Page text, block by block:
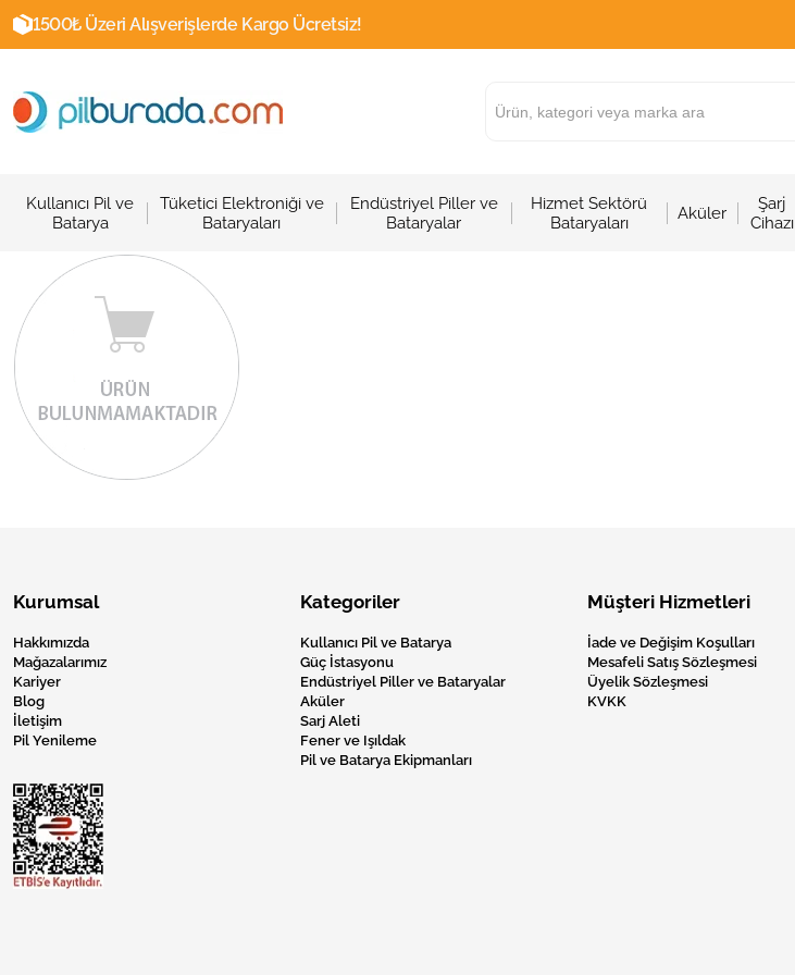
1500₺ Üzeri Alışverişlerde Kargo Ücretsiz!
Kullanıcı Pil ve
Batarya
Tüketici Elektroniği ve
Bataryaları
Endüstriyel Piller ve
Bataryalar
Hizmet Sektörü
Bataryaları
Aküler
Şarj
Cihazı
Kurumsal
Hakkımızda
Mağazalarımız
Kariyer
Blog
İletişim
Pil Yenileme
Kategoriler
Kullanıcı Pil ve Batarya
Güç İstasyonu
Endüstriyel Piller ve Bataryalar
Aküler
Sarj Aleti
Fener ve Işıldak
Pil ve Batarya Ekipmanları
Müşteri Hizmetleri
İade ve Değişim Koşulları
Mesafeli Satış Sözleşmesi
Üyelik Sözleşmesi
KVKK